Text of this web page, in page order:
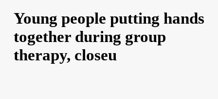
Young people putting hands
together during group
therapy, closeu